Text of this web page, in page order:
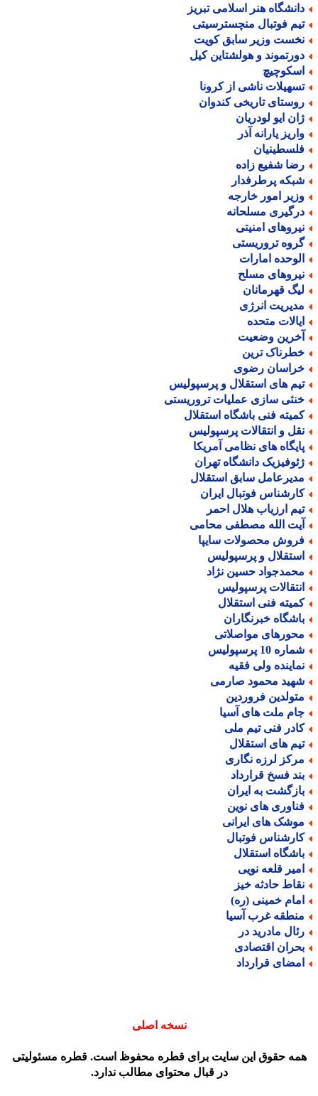
هنر اسلامی تبریز
فوتبال منچسترسیتی
وزیر سابق کویت
و هولشتاین کیل
ناشی از کرونا
تاریخی کندوان
ایو لودریان
یارانه آذر
شفیع زاده
پرطرفدار
امور خارجه
مسلحانه
امنیتی
تروریستی
امارات
مسلح
قهرمانان
انرژی
متحده
وضعیت
ترین
رضوی
های استقلال و پرسپولیس
سازی عملیات تروریستی
فنی باشگاه استقلال
و انتقالات پرسپولیس
های نظامی آمریکا
دانشگاه تهران
سابق استقلال
فوتبال ایران
ارزیاب هلال احمر
الله مصطفی محامی
محصولات سایپا
و پرسپولیس
حسین نژاد
پرسپولیس
فنی استقلال
خبرنگاران
مواصلاتی
10 پرسپولیس
ولی فقیه
محمود صارمی
فروردین
ملت های آسیا
فنی تیم ملی
های استقلال
لرزه نگاری
فسخ قرارداد
به ایران
های نوین
های ایرانی
فوتبال
استقلال
قلعه نویی
حادثه خیز
خمینی (ره)
غرب آسیا
مادرید در
اقتصادی
قرارداد
نسخه اصلی
حقوق این سایت برای قطره محفوظ است. قطره مسئولیتی
در قبال محتوای مطالب ندارد.